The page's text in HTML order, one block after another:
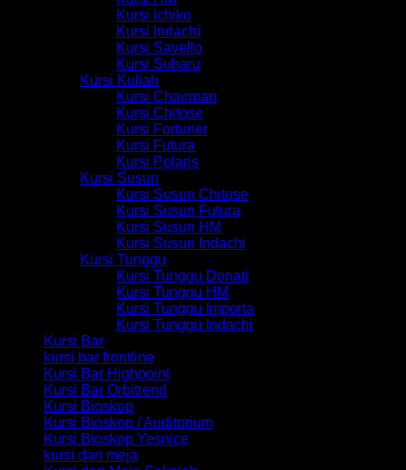
Kursi Ichiko
Kursi Indachi
Kursi Savello
Kursi Subaru
Kursi Kuliah
Kursi Chairman
Kursi Chitose
Kursi Fortuner
Kursi Futura
Kursi Polaris
Kursi Susun
Kursi Susun Chitose
Kursi Susun Futura
Kursi Susun HM
Kursi Susun Indachi
Kursi Tunggu
Kursi Tunggu Donati
Kursi Tunggu HM
Kursi Tunggu Importa
Kursi Tunggu Indachi
Kursi Bar
kursi bar frontline
Kursi Bar Highpoint
Kursi Bar Orbitrend
Kursi Bioskop
Kursi Bioskop / Auditorium
Kursi Bioskop Yesnice
kursi dan meja